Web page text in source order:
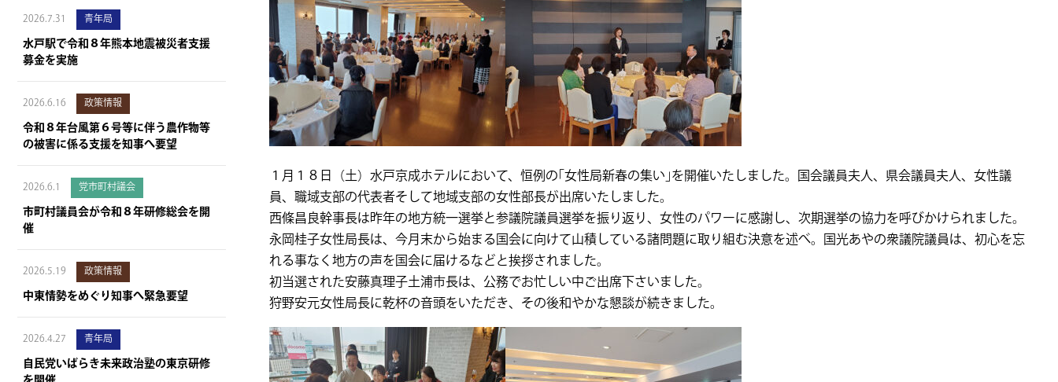
2026.7.31 青年局
水戸駅で令和８年熊本地震被災者支援
募金を実施
2026.6.16 政策情報
令和８年台風第６号等に伴う農作物等
の被害に係る支援を知事へ要望
2026.6.1 党市町村議会
市町村議員会が令和８年研修総会を開
催
2026.5.19 政策情報
中東情勢をめぐり知事へ緊急要望
2026.4.27 青年局
自民党いばらき未来政治塾の東京研修
１月１８日（土）水戸京成ホテルにおいて、恒例の｢女性局新春の集い｣を開催いたしました。国会議員夫人、県会議員夫人、女性議
員、職域支部の代表者そして地域支部の女性部長が出席いたしました。
西條昌良幹事長は昨年の地方統一選挙と参議院議員選挙を振り返り、女性のパワーに感謝し、次期選挙の協力を呼びかけられました。
永岡桂子女性局長は、今月末から始まる国会に向けて山積している諸問題に取り組む決意を述べ。国光あやの衆議院議員は、初心を忘
れる事なく地方の声を国会に届けるなどと挨拶されました。
初当選された安藤真理子土浦市長は、公務でお忙しい中ご出席下さいました。
狩野安元女性局長に乾杯の音頭をいただき、その後和やかな懇談が続きました。